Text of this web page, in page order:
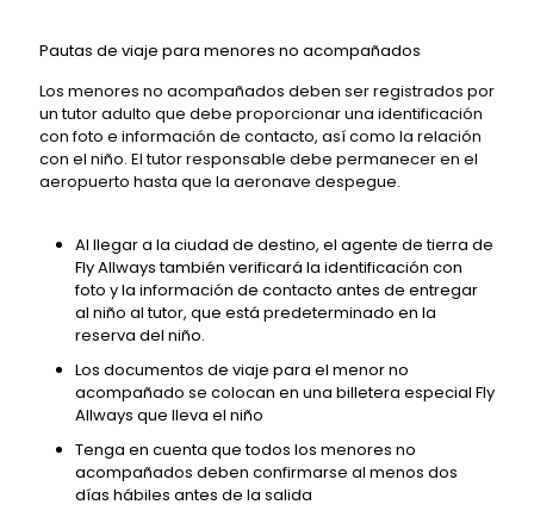
Pautas de viaje para menores no acompañados
Los menores no acompañados deben ser registrados por
un tutor adulto que debe proporcionar una identificación
con foto e información de contacto, así como la relación
con el niño. El tutor responsable debe permanecer en el
aeropuerto hasta que la aeronave despegue.
Al llegar a la ciudad de destino, el agente de tierra de
Fly Allways también verificará la identificación con
foto y la información de contacto antes de entregar
al niño al tutor, que está predeterminado en la
reserva del niño.
Los documentos de viaje para el menor no
acompañado se colocan en una billetera especial Fly
Allways que lleva el niño
Tenga en cuenta que todos los menores no
acompañados deben confirmarse al menos dos
días hábiles antes de la salida